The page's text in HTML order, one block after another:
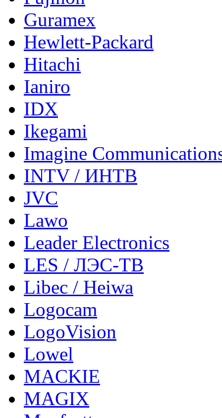
Guramex
Hewlett-Packard
Hitachi
Ianiro
IDX
Ikegami
Imagine
INTV / ИНТВ
JVC
Lawo
Leader Electronics
LES / ЛЭС-ТВ
Libec / Heiwa
Logocam
LogoVision
Lowel
MACKIE
MAGIX